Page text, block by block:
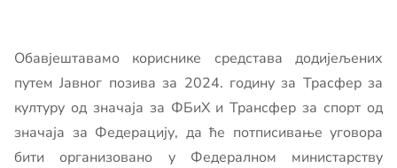
Обавјештавамо кориснике средстава додијељених
путем Јавног позива за 2024. годину за Трасфер за
културу од значаја за ФБиХ и Трансфер за спорт од
значаја за Федерацију, да ће потписивање уговора
бити организовано у Федералном министарству